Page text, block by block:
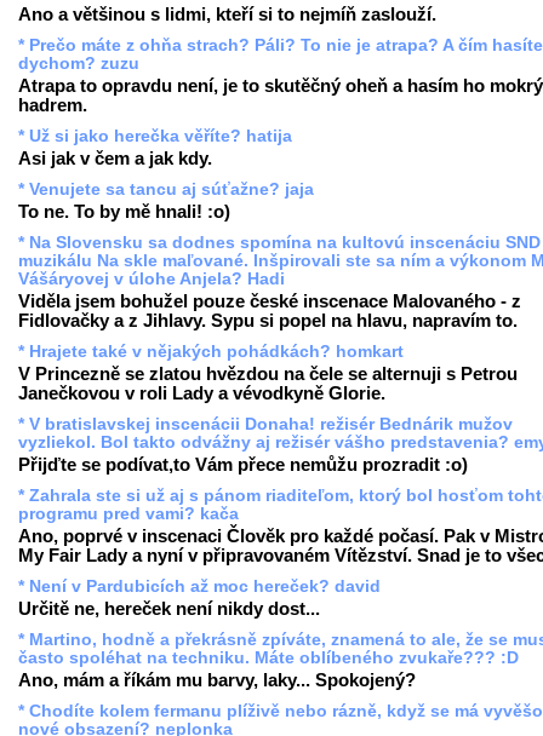
Ano a většinou s lidmi, kteří si to nejmíň zaslouží.
* Prečo máte z ohňa strach? Páli? To nie je atrapa? A čím
dychom? zuzu
Atrapa to opravdu není, je to skutěčný oheň a hasím ho
hadrem.
* Už si jako herečka věříte? hatija
Asi jak v čem a jak kdy.
* Venujete sa tancu aj súťažne? jaja
To ne. To by mě hnali! :o)
* Na Slovensku sa dodnes spomína na kultovú inscenáciu SND
muzikálu Na skle maľované. Inšpirovali ste sa ním a výkonom
Vášáryovej v úlohe Anjela? Hadi
Viděla jsem bohužel pouze české inscenace Malovaného - z
Fidlovačky a z Jihlavy. Sypu si popel na hlavu, napravím to.
* Hrajete také v nějakých pohádkách? homkart
V Princezně se zlatou hvězdou na čele se alternuji s Petrou
Janečkovou v roli Lady a vévodkyně Glorie.
* V bratislavskej inscenácii Donaha! režisér Bednárik mužov
vyzliekol. Bol takto odvážny aj režisér vášho predstavenia?
Přijďte se podívat,to Vám přece nemůžu prozradit :o)
* Zahrala ste si už aj s pánom riaditeľom, ktorý bol hosťom
programu pred vami? kača
Ano, poprvé v inscenaci Člověk pro každé počasí. Pak v
My Fair Lady a nyní v připravovaném Vítězství. Snad je to
* Není v Pardubicích až moc hereček? david
Určitě ne, hereček není nikdy dost...
* Martino, hodně a překrásně zpíváte, znamená to ale, že se
často spoléhat na techniku. Máte oblíbeného zvukaře??? :D
Ano, mám a říkám mu barvy, laky... Spokojený?
* Chodíte kolem fermanu plíživě nebo rázně, když se má
nové obsazení? neplonka